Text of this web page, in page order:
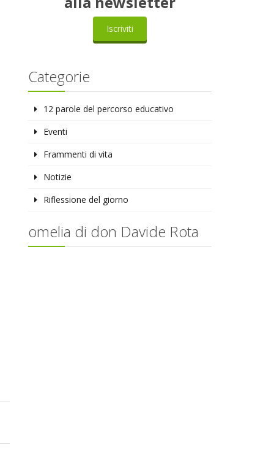
Iscriviti
Categorie
12 parole del percorso educativo
Eventi
Frammenti di vita
Notizie
Riflessione del giorno
omelia di don Davide Rota